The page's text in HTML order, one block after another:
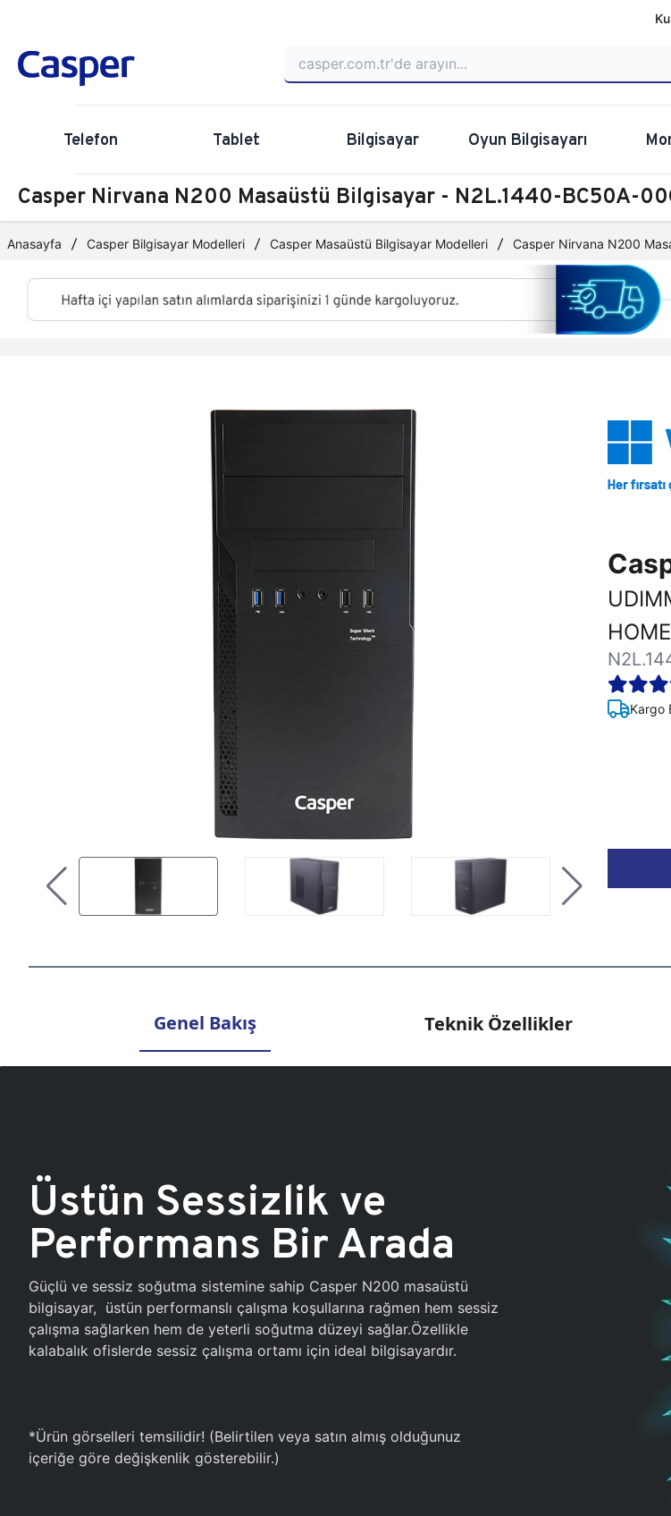
Telefon Tablet Bilgisayar Oyun Bilgisayarı
Casper Nirvana N200 Masaüstü Bilgisayar - N2L.1440-BC50A-
Anasayfa Casper Bilgisayar Modelleri Casper Masaüstü Bilgisayar Modelleri Casper Nirvana N200
Kargo
Genel Bakış Teknik Özellikler
Üstün Sessizlik ve
Performans Bir Arada
Güçlü ve sessiz soğutma sistemine sahip Casper N200 masaüstü
bilgisayar, üstün performanslı çalışma koşullarına rağmen hem sessiz
çalışma sağlarken hem de yeterli soğutma düzeyi sağlar.Özellikle
kalabalık ofislerde sessiz çalışma ortamı için ideal bilgisayardır.
*Ürün görselleri temsilidir! (Belirtilen veya satın almış olduğunuz
içeriğe göre değişkenlik gösterebilir.)